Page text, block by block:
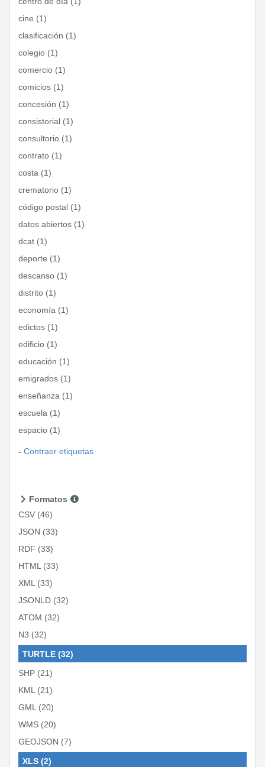
cine (1)
clasificación (1)
colegio (1)
comercio (1)
comicios (1)
concesión (1)
consistorial (1)
consultorio (1)
contrato (1)
costa (1)
crematorio (1)
código postal (1)
datos abiertos (1)
dcat (1)
deporte (1)
descanso (1)
distrito (1)
economía (1)
edictos (1)
edificio (1)
educación (1)
emigrados (1)
enseñanza (1)
escuela (1)
espacio (1)
Contraer etiquetas
Formatos
CSV (46)
JSON (33)
RDF (33)
HTML (33)
XML (33)
JSONLD (32)
ATOM (32)
N3 (32)
TURTLE (32)
SHP (21)
KML (21)
GML (20)
WMS (20)
GEOJSON (7)
XLS (2)